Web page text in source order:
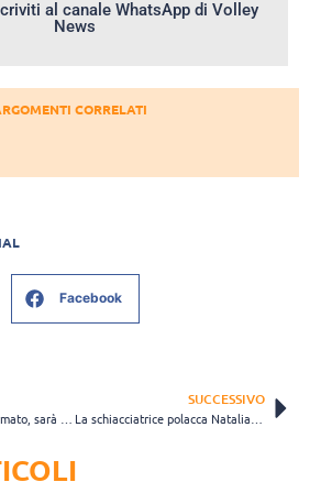
al canale WhatsApp di Volley
News
CORRELATI
Facebook
SUCCESSIVO